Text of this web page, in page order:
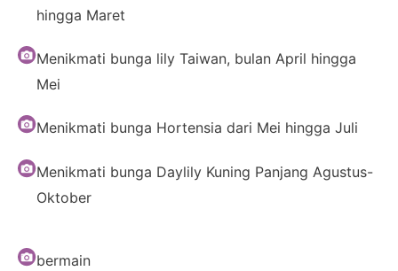
hingga Maret
Menikmati bunga lily Taiwan, bulan April hingga
Mei
Menikmati bunga Hortensia dari Mei hingga Juli
Menikmati bunga Daylily Kuning Panjang Agustus-
Oktober
bermain